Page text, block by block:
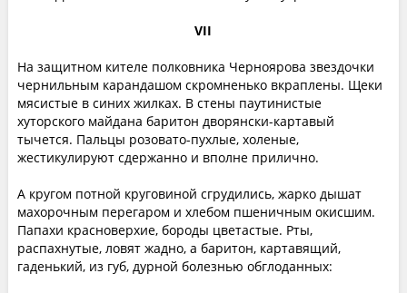
VII
На защитном кителе полковника Черноярова звездочки
чернильным карандашом скромненько вкраплены. Щеки
мясистые в синих жилках. В стены паутинистые
хуторского майдана баритон дворянски-картавый
тычется. Пальцы розовато-пухлые, холеные,
жестикулируют сдержанно и вполне прилично.
А кругом потной круговиной сгрудились, жарко дышат
махорочным перегаром и хлебом пшеничным окисшим.
Папахи красноверхие, бороды цветастые. Рты,
распахнутые, ловят жадно, а баритон, картавящий,
гаденький, из губ, дурной болезнью обглоданных: